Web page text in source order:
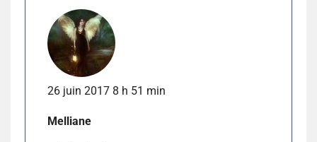
26 juin 2017 8 h 51 min
Melliane